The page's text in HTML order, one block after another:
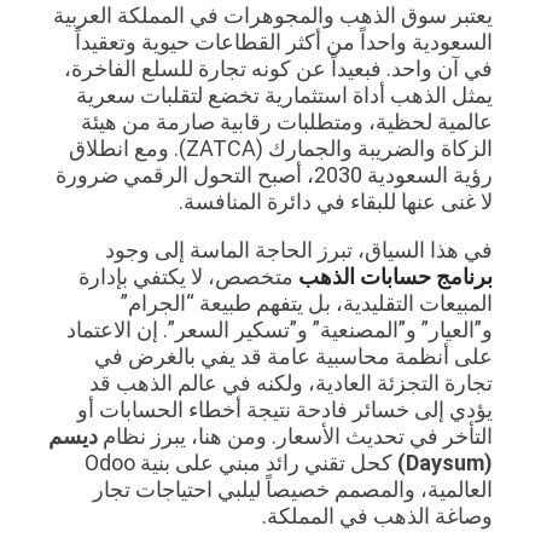
يعتبر سوق الذهب والمجوهرات في المملكة العربية
السعودية واحداً من أكثر القطاعات حيوية وتعقيداً
في آن واحد. فبعيداً عن كونه تجارة للسلع الفاخرة،
يمثل الذهب أداة استثمارية تخضع لتقلبات سعرية
عالمية لحظية، ومتطلبات رقابية صارمة من هيئة
الزكاة والضريبة والجمارك (ZATCA). ومع انطلاق
رؤية السعودية 2030، أصبح التحول الرقمي ضرورة
لا غنى عنها للبقاء في دائرة المنافسة.
في هذا السياق، تبرز الحاجة الماسة إلى وجود
برنامج حسابات الذهب متخصص، لا يكتفي بإدارة
المبيعات التقليدية، بل يتفهم طبيعة “الجرام”
و”العيار” و”المصنعية” و”تسكير السعر”. إن الاعتماد
على أنظمة محاسبية عامة قد يفي بالغرض في
تجارة التجزئة العادية، ولكنه في عالم الذهب قد
يؤدي إلى خسائر فادحة نتيجة أخطاء الحسابات أو
التأخر في تحديث الأسعار. ومن هنا، يبرز نظام ديسم
(Daysum)
كحل تقني رائد مبني على بنية Odoo
العالمية، والمصمم خصيصاً ليلبي احتياجات تجار
وصاغة الذهب في المملكة.